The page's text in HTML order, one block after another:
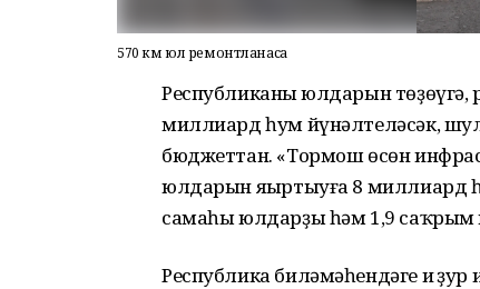
570 км юл ремонтланасаҡ
Республиканың юлдарын төҙөүгә,
миллиард һум йүнәлтеләсәк,
бюджеттан. «Тормош өсөн
юлдарын яңыртыуға 8 миллиард
самаһы юлдарҙы һәм 1,9 саҡрым
Республика биләмәһендәге иң